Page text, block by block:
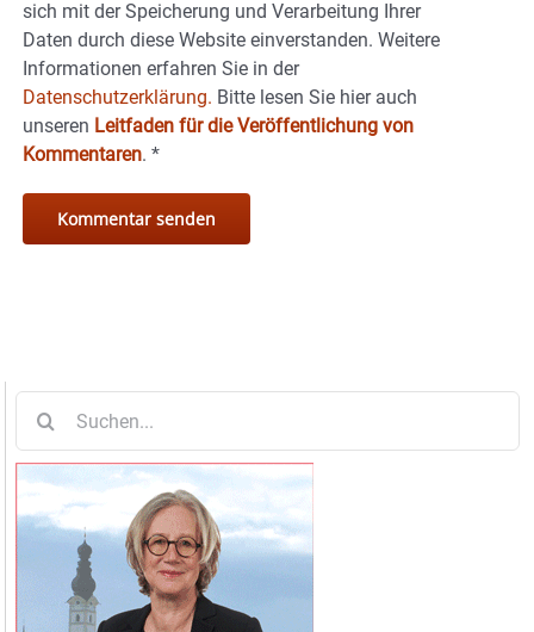
sich mit der Speicherung und Verarbeitung Ihrer
Daten durch diese Website einverstanden. Weitere
Informationen erfahren Sie in der
Datenschutzerklärung. Bitte lesen Sie hier auch
unseren Leitfaden für die Veröffentlichung von
Kommentaren. *
nach: